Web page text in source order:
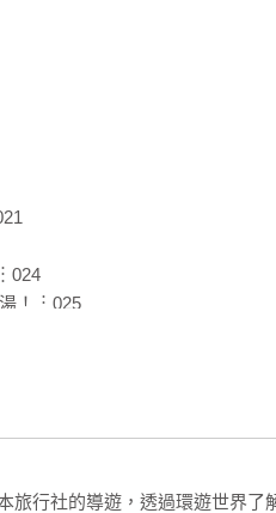
同源』人士的夢幻逸品。」──松
了一個假日來做，沒想到好快
」
得的中藥材，食材入手容易。」
過持續喝了幾天，卻漸漸習慣
能瘦下。」
口味。」
！︙025
旅行社的導遊，透過環遊世界了